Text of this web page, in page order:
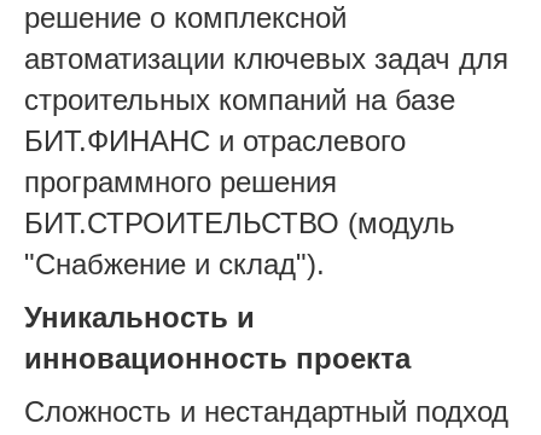
решение о комплексной
автоматизации ключевых задач для
строительных компаний на базе
БИТ.ФИНАНС и отраслевого
программного решения
БИТ.СТРОИТЕЛЬСТВО (модуль
"Снабжение и склад").
Уникальность и
инновационность проекта
Сложность и нестандартный подход